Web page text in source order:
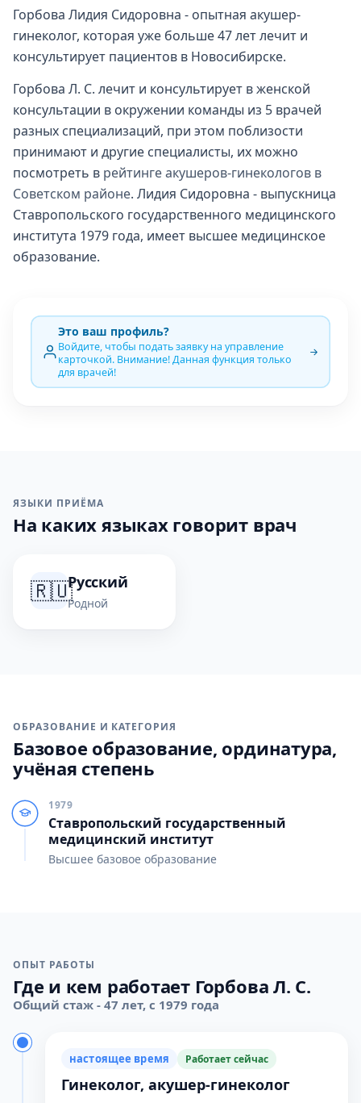
Горбова Лидия Сидоровна - опытная акушер-
гинеколог, которая уже больше 47 лет лечит и
консультирует пациентов в Новосибирске.
Горбова Л. С. лечит и консультирует в женской
консультации в окружении команды из 5 врачей
разных специализаций, при этом поблизости
принимают и другие специалисты, их можно
посмотреть в рейтинге акушеров-гинекологов в
Советском районе. Лидия Сидоровна - выпускница
Ставропольского государственного медицинского
института 1979 года, имеет высшее медицинское
образование.
Это ваш профиль?
Войдите, чтобы подать заявку на управление
карточкой. Внимание! Данная функция только
для врачей!
ЯЗЫКИ ПРИЁМА
На каких языках говорит врач
🇷🇺Русский
Родной
ОБРАЗОВАНИЕ И КАТЕГОРИЯ
Базовое образование, ординатура,
учёная степень
1979
Ставропольский государственный
медицинский институт
Высшее базовое образование
ОПЫТ РАБОТЫ
Где и кем работает Горбова Л. С.
Общий стаж - 47 лет, с 1979 года
настоящее время Работает сейчас
Гинеколог, акушер-гинеколог